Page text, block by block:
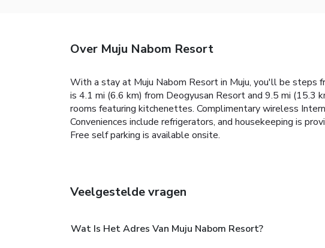
Over Muju Nabom Resort
With a stay at Muju Nabom Resort in Muju, you'll be steps
is 4.1 mi (6.6 km) from Deogyusan Resort and 9.5 mi
rooms featuring kitchenettes. Complimentary wireless
Conveniences include refrigerators, and housekeeping is
Free self parking is available onsite.
Veelgestelde vragen
Wat Is Het Adres Van Muju Nabom Resort?